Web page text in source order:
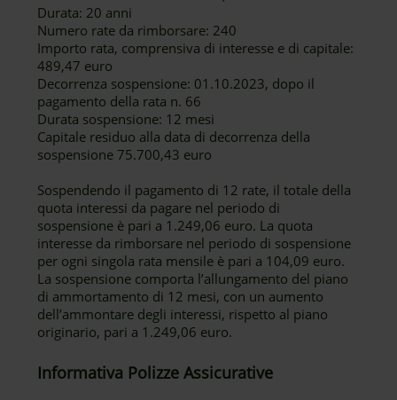
Durata: 20 anni
Numero rate da rimborsare: 240
Importo rata, comprensiva di interesse e di capitale:
489,47 euro
Decorrenza sospensione: 01.10.2023, dopo il
pagamento della rata n. 66
Durata sospensione: 12 mesi
Capitale residuo alla data di decorrenza della
sospensione 75.700,43 euro
Sospendendo il pagamento di 12 rate, il totale della
quota interessi da pagare nel periodo di
sospensione è pari a 1.249,06 euro. La quota
interesse da rimborsare nel periodo di sospensione
per ogni singola rata mensile è pari a 104,09 euro.
La sospensione comporta l’allungamento del piano
di ammortamento di 12 mesi, con un aumento
dell’ammontare degli interessi, rispetto al piano
originario, pari a 1.249,06 euro.
Informativa Polizze Assicurative